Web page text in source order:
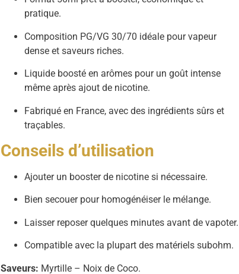
pratique.
Composition PG/VG 30/70 idéale pour vapeur
dense et saveurs riches.
Liquide boosté en arômes pour un goût intense
même après ajout de nicotine.
Fabriqué en France, avec des ingrédients sûrs et
traçables.
Conseils d’utilisation
Ajouter un booster de nicotine si nécessaire.
Bien secouer pour homogénéiser le mélange.
Laisser reposer quelques minutes avant de vapoter.
Compatible avec la plupart des matériels subohm.
Saveurs: Myrtille – Noix de Coco.